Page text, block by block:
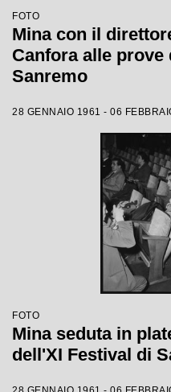
FOTO
Mina con il
Canfora alle prove
Sanremo
28 GENNAIO 1961 - 06
FOTO
Mina seduta in
dell'XI Festival di